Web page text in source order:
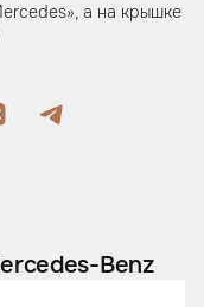
а на крышке
Benz